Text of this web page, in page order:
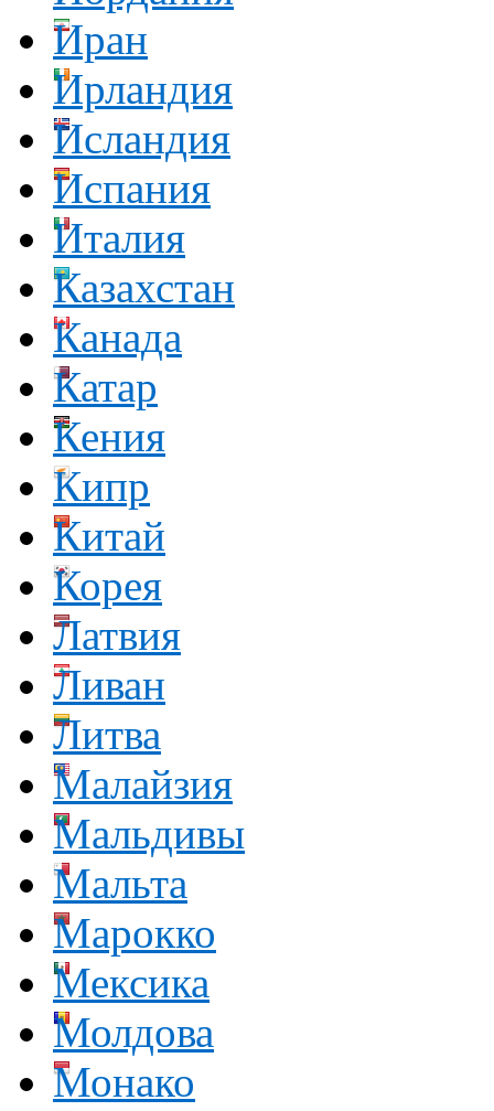
Иран
Ирландия
Исландия
Испания
Италия
Казахстан
Канада
Катар
Кения
Кипр
Китай
Корея
Латвия
Ливан
Литва
Малайзия
Мальдивы
Мальта
Марокко
Мексика
Молдова
Монако